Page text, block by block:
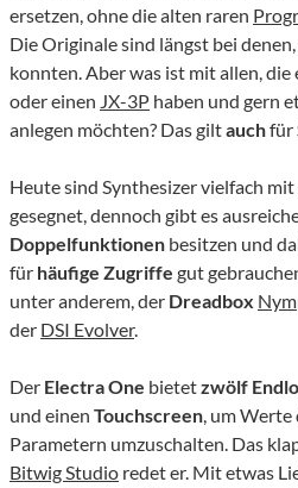
ersetzen, ohne die alten raren
Die Originale sind längst bei
konnten. Aber was ist mit allen, die
oder einen JX-3P haben und gern
anlegen möchten? Das giltauchfür
Heute sind Synthesizer vielfach
gesegnet, dennoch gibt es
Doppelfunktionen besitzen und
für häufige Zugriffe gut
unter anderem, der Dreadbox
der DSI Evolver.
Der Electra One bietetzwölf
und einen Touchscreen, um Werte
Parametern umzuschalten. Das
Bitwig Studio redet er. Mit etwas